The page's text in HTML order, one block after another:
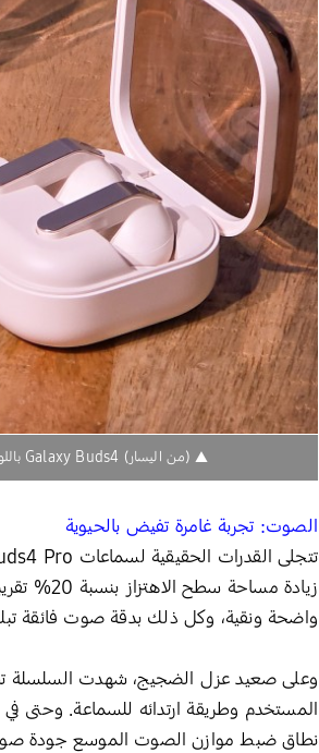
▲ (من اليسار) Galaxy Buds4 باللون الأسود، وGalaxy Buds4 Pro باللون الأبيض، وGalaxy Buds4 Pro بلون الذهب الوردي الحصري عبر الإنترنت.
الصوت: تجربة غامرة تفيض بالحيوية
زيادة
واضحة ونقية، وكل ذلك بدقة صوت فائقة تبلغ 24 بت / 96 كيلوهرتز تحاكي التسجيل
وعلى صعيد عزل الضجيج، شهدت السلسلة
المستخدم وطريقة ارتدائه للسماعة. وحتى
نطاق ضبط موازن الصوت الموسع جودة صوت